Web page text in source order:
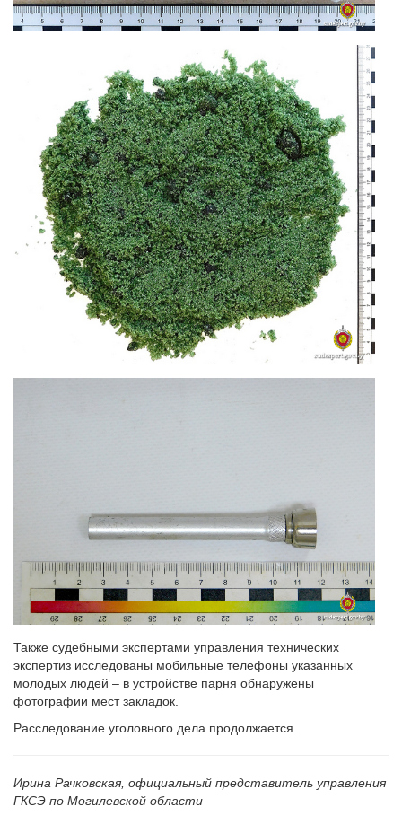
Также судебными экспертами управления технических
экспертиз исследованы мобильные телефоны указанных
молодых людей – в устройстве парня обнаружены
фотографии мест закладок.
Расследование уголовного дела продолжается.
Ирина Рачковская, официальный представитель управления
ГКСЭ по Могилевской области